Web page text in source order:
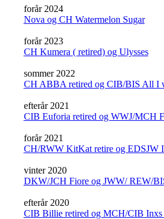
forår 2024
Nova og CH Watermelon Sugar
forår 2023
CH Kumera ( retired) og Ulysses
sommer 2022
CH ABBA retired og CIB/BIS All I
efterår 2021
CIB Euforia retired og WWJ/MCH
forår 2021
CH/RWW KitKat retire og EDSJW
vinter 2020
DKW/JCH Fiore og JWW/ REW/
efterår 2020
CIB Billie retired og MCH/CIB Inxs